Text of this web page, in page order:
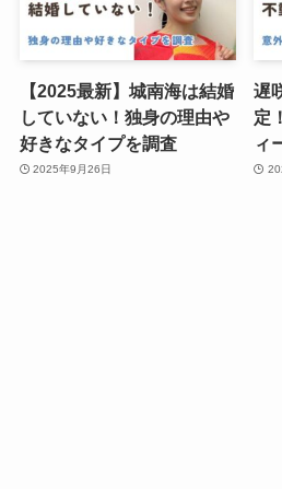
【2025最新】城南海は結婚
していない！独身の理由や
好きなタイプを調査
2025年9月26日
遅
定
ィ